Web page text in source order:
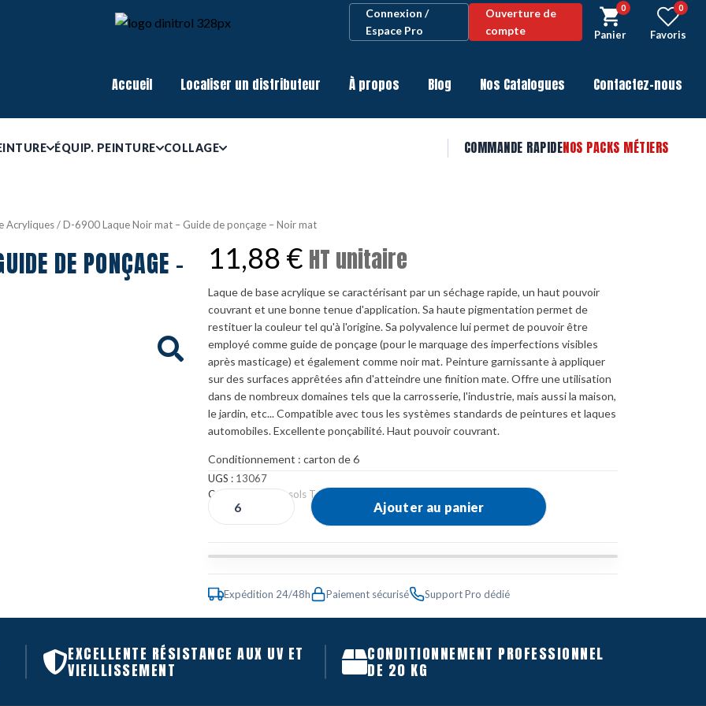
Connexion /
Espace Pro
Ouverture de
compte
0
Panier
0
Favoris
Accueil Localiser un distributeur À propos Blog Nos Catalogues Contactez-nous
ÉQUIP. PEINTURE COLLAGE COMMANDE RAPIDENOS PACKS MÉTIERS
Acryliques/ D-6900 Laque Noir mat – Guide de ponçage – Noir mat
DE PONÇAGE -
11,88 € HT unitaire
Laque de base acrylique se caractérisant par un séchage rapide, un haut pouvoir
couvrant et une bonne tenue d'application. Sa haute pigmentation permet de
restituer la couleur tel qu'à l'origine. Sa polyvalence lui permet de pouvoir être
employé comme guide de ponçage (pour le marquage des imperfections visibles
après masticage) et également comme noir mat. Peinture garnissante à appliquer
sur des surfaces apprêtées afin d'atteindre une finition mate. Offre une utilisation
dans de nombreux domaines tels que la carrosserie, l'industrie, mais aussi la maison,
le jardin, etc... Compatible avec tous les systèmes standards de peintures et laques
automobiles. Excellente ponçabilité. Haut pouvoir couvrant.
Conditionnement : carton de 6
UGS : 13067
Catégories :
Aérosols Techniques
Ajouter au panier
Expédition 24/48h Paiement sécurisé Support Pro dédié
EXCELLENTE RÉSISTANCE AUX UV ET
VIEILLISSEMENT
CONDITIONNEMENT PROFESSIONNEL
DE 20 KG